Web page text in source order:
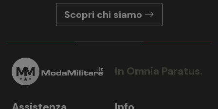
Scopri chi siamo
In Omnia Paratus.